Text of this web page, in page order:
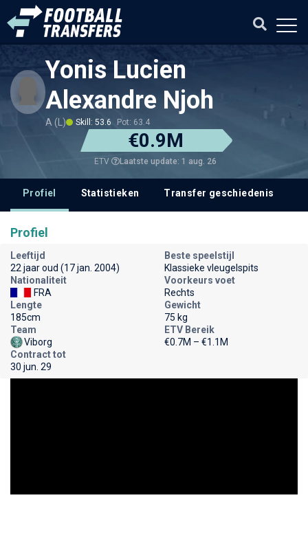
Yonis Lucien
Alexandre Njoh
A (L) Skill: 53.6 Pot: 63.4
€0.9M
ETV Laatste update: 1 aug. 26
Profiel Statistieken Transfer geschiedenis
Profiel
Leeftijd
22 jaar oud (17 jan. 2004)
Beste speelstijl
Klassieke vleugelspits
Nationaliteit
FRA
Voorkeurs voet
Rechts
Lengte
185cm
Gewicht
75 kg
Team
Viborg
ETV Bereik
€0.7M – €1.1M
Contract tot
30 jun. 29